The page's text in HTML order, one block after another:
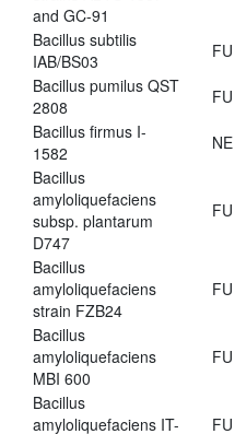
and GC-91
Bacillus subtilis
IAB/BS03
FU
Bacillus pumilus QST
2808
FU
Bacillus firmus I-
1582
NE
Bacillus
amyloliquefaciens
subsp. plantarum
D747
FU
Bacillus
amyloliquefaciens
strain FZB24
FU
Bacillus
amyloliquefaciens
MBI 600
FU
Bacillus
amyloliquefaciens IT-
FU